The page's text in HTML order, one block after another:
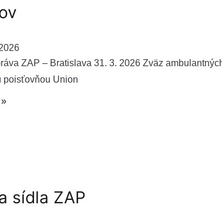
ZAP – Bratislava 31. 3. 2026 Zväz
poisťovňou Union
sídla ZAP